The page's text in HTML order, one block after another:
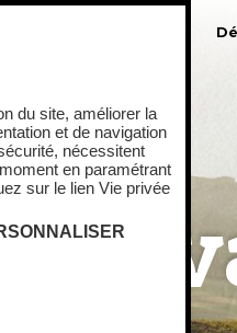
du site, améliorer la
et de navigation
nécessitent
en paramétrant
sur le lien Vie privée